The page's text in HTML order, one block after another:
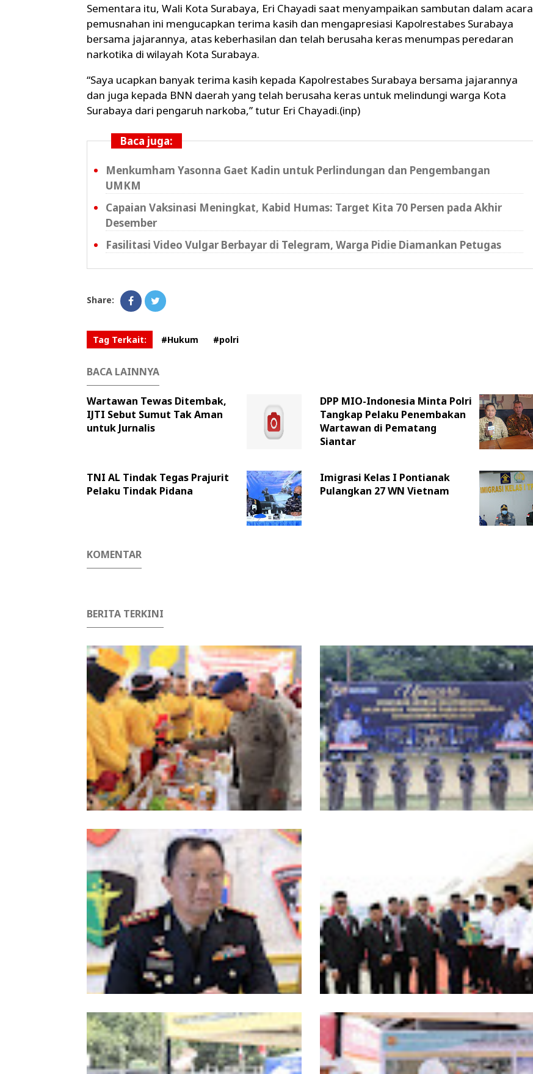
Sementara itu, Wali Kota Surabaya, Eri Chayadi saat menyampaikan sambutan dalam acara
pemusnahan ini mengucapkan terima kasih dan mengapresiasi Kapolrestabes Surabaya
bersama jajarannya, atas keberhasilan dan telah berusaha keras menumpas peredaran
narkotika di wilayah Kota Surabaya.
“Saya ucapkan banyak terima kasih kepada Kapolrestabes Surabaya bersama jajarannya
dan juga kepada BNN daerah yang telah berusaha keras untuk melindungi warga Kota
Surabaya dari pengaruh narkoba,” tutur Eri Chayadi.(inp)
Baca juga:
Menkumham Yasonna Gaet Kadin untuk Perlindungan dan Pengembangan
UMKM
Capaian Vaksinasi Meningkat, Kabid Humas: Target Kita 70 Persen pada Akhir
Desember
Fasilitasi Video Vulgar Berbayar di Telegram, Warga Pidie Diamankan Petugas
Share:
Tag Terkait: #Hukum #polri
BACA LAINNYA
Wartawan Tewas Ditembak,
IJTI Sebut Sumut Tak Aman
untuk Jurnalis
DPP MIO-Indonesia Minta Polri
Tangkap Pelaku Penembakan
Wartawan di Pematang
Siantar
TNI AL Tindak Tegas Prajurit
Pelaku Tindak Pidana
Imigrasi Kelas I Pontianak
Pulangkan 27 WN Vietnam
KOMENTAR
BERITA TERKINI
Meriahkan HUT Ke-81 Kemerdekaan RI,
Polda Aceh Gelar Lomba Memasak Nasi
Goreng dan Aneka Minuman
Kapolda Aceh Tutup Pembinaan Tradisi
dan Pembaretan 65 Bintara Remaja
Satbrimob Polda Aceh
Kombes Andi Kirana Diperiksa Mabes
Polri, Kapolda Tunjuk Kabid TIK sebagai
HUT ke-53 Bank Aceh: Momentum
Memperkuat Amanah, Menumbuhkan